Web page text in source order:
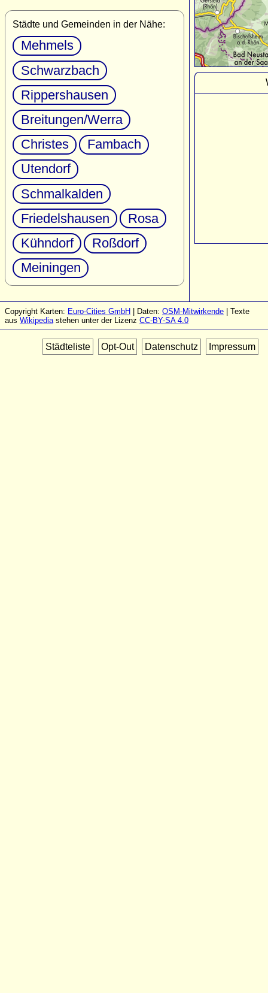
Städte und Gemeinden in der Nähe:
Mehmels
Schwarzbach
Rippershausen
Breitungen/Werra
Christes
Fambach
Utendorf
Schmalkalden
Friedelshausen
Rosa
Kühndorf
Roßdorf
Meiningen
Copyright Karten: Euro-Cities GmbH | Daten: OSM-Mitwirkende | Texte
aus Wikipediastehen unter der Lizenz CC-BY-SA 4.0
Städteliste Opt-Out Datenschutz Impressum